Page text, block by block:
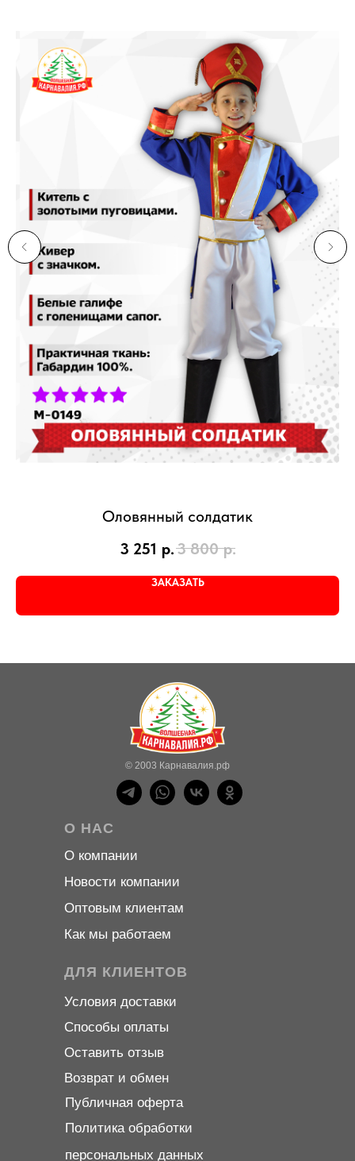
Оловянный солдатик
3 251 р.3 800 р.
ЗАКАЗАТЬ
О НАС
ДЛЯ КЛИЕНТОВ
© 2003 Карнавалия.рф
Условия доставки
Возврат и обмен
Способы оплаты
Оставить отзыв
О компании
Оптовым клиентам
Новости компании
Как мы работаем
Публичная оферта
Политика обработки
персональных данных